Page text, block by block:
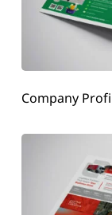
Company